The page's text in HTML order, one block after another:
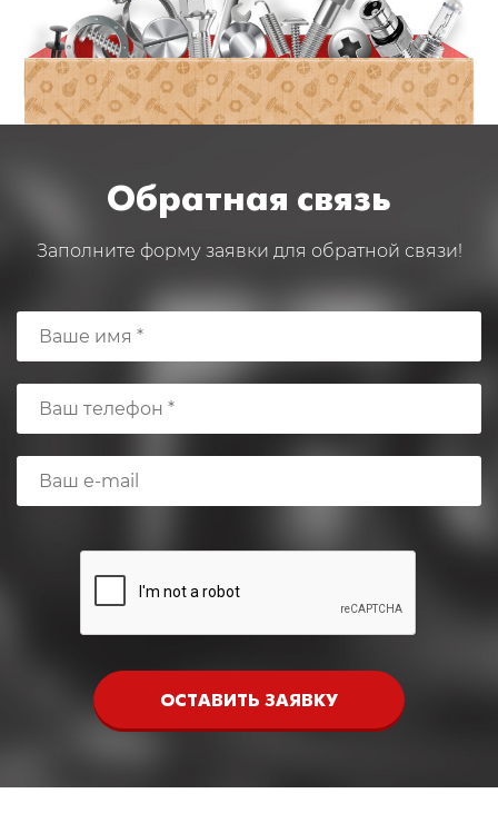
Обратная связь
Заполните форму заявки для обратной связи!
ОСТАВИТЬ ЗАЯВКУ